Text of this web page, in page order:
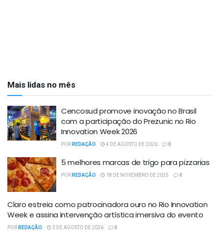
Mais lidas no mês
Cencosud promove inovação no Brasil
com a participação do Prezunic no Rio
Innovation Week 2026
PORREDAÇÃO 4 DE AGOSTO DE 2026 0
5 melhores marcas de trigo para pizzarias
PORREDAÇÃO 18 DE NOVEMBRO DE 2025 0
Claro estreia como patrocinadora ouro no Rio Innovation
Week e assina intervenção artística imersiva do evento
PORREDAÇÃO 3 DE AGOSTO DE 2026 0